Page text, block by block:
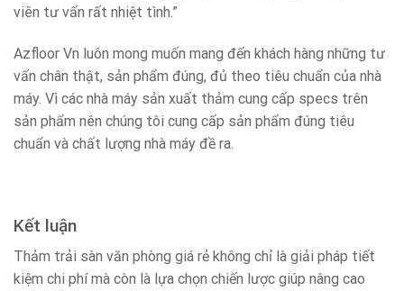
viên tư vấn rất nhiệt tình.”
Azfloor Vn luôn mong muốn mang đến khách hàng những tư
vấn chân thật, sản phẩm đúng, đủ theo tiêu chuẩn của nhà
máy. Vì các nhà máy sản xuất thảm cung cấp specs trên
sản phẩm nên chúng tôi cung cấp sản phẩm đúng tiêu
chuẩn và chất lượng nhà máy đề ra.
Kết luận
Thảm trải sàn văn phòng giá rẻ không chỉ là giải pháp tiết
kiệm chi phí mà còn là lựa chọn chiến lược giúp nâng cao